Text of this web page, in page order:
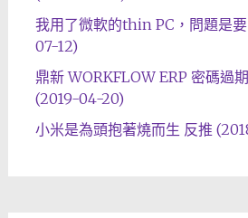
我用了微軟的thin PC，問題是
07-12)
鼎新 WORKFLOW ERP 密碼過
(2019-04-20)
小米是為頭抱著燒而生 反推